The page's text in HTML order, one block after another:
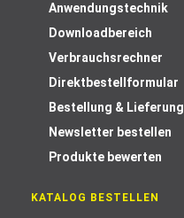
Anwendungstechnik
Downloadbereich
Verbrauchsrechner
Direktbestellformular
Bestellung & Lieferung
Newsletter bestellen
Produkte bewerten
KATALOG BESTELLEN